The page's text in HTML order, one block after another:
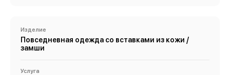
Изделие
Повседневная одежда со вставками из кожи /
замши
Услуга